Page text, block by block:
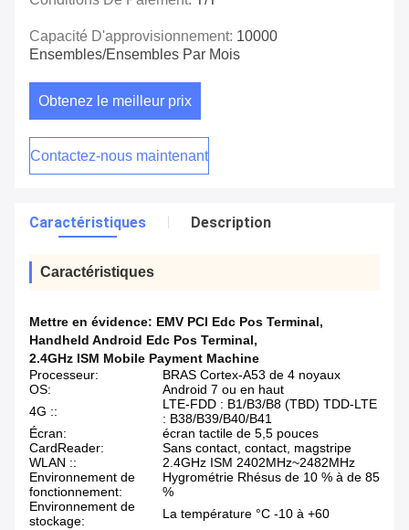
Capacité D'approvisionnement: 10000
Ensembles/ensembles Par Mois
Obtenez le meilleur prix
Contactez-nous maintenant
Caractéristiques Description
Caractéristiques
Mettre en évidence: EMV PCI Edc Pos Terminal,
Handheld Android Edc Pos Terminal,
2.4GHz ISM Mobile Payment Machine
Processeur:
BRAS Cortex-A53 de 4 noyaux
OS:
Android 7 ou en haut
4G ::
LTE-FDD : B1/B3/B8 (TBD) TDD-LTE
: B38/B39/B40/B41
Écran:
écran tactile de 5,5 pouces
CardReader:
Sans contact, contact, magstripe
WLAN ::
2.4GHz ISM 2402MHz~2482MHz
Environnement de
fonctionnement:
Hygrométrie Rhésus de 10 % à de 85
%
Environnement de
stockage:
La température °C -10 à +60